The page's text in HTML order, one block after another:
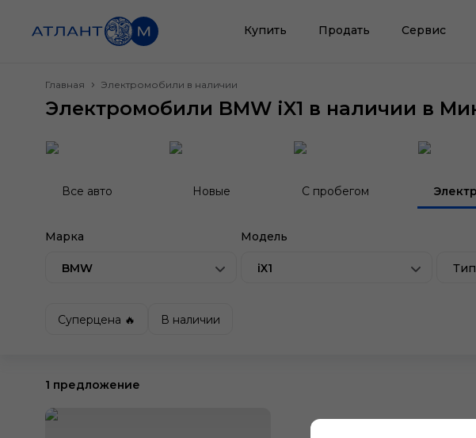
Купить Продать Сервис
Главная Электромобили в наличии
Электромобили BMW iX1 в наличии в
Все авто Новые С пробегом
Марка
BMW
Модель
iX1
Суперцена 🔥 В наличии
1 предложение